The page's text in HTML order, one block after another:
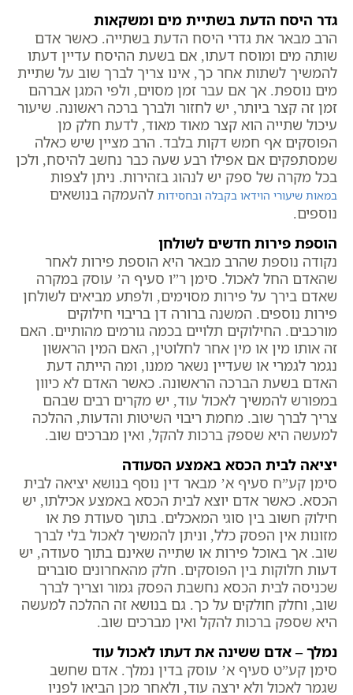
גדר היסח הדעת בשתיית מים ומשקאות
הרב מבאר את גדרי היסח הדעת בשתייה. כאשר אדם
שותה מים ומוסח דעתו, אם בשעת ההיסח עדיין דעתו
להמשיך לשתות אחר כך, אינו צריך לברך שוב על שתיית
מים נוספת. אך אם עבר זמן מסוים, ולפי המגן אברהם
זמן זה קצר ביותר, יש לחזור ולברך ברכה ראשונה. שיעור
עיכול שתייה הוא קצר מאוד מאוד, לדעת חלק מן
הפוסקים אף חמש דקות בלבד. הרב מציין שיש כאלה
שמסתפקים אם אפילו רבע שעה כבר נחשב להיסח, ולכן
בכל מקרה של ספק יש לנהוג בזהירות. ניתן לצפות
במאות שיעורי הוידאו בקבלה ובחסידות להעמקה בנושאים
נוספים.
הוספת פירות חדשים לשולחן
נקודה נוספת שהרב מבאר היא הוספת פירות לאחר
שהאדם החל לאכול. סימן ר”ו סעיף ה’ עוסק במקרה
שאדם בירך על פירות מסוימים, ולפתע מביאים לשולחן
פירות נוספים. המשנה ברורה דן בריבוי חילוקים
מורכבים. החילוקים תלויים בכמה גורמים מהותיים. האם
זה אותו מין או מין אחר לחלוטין, האם המין הראשון
נגמר לגמרי או שעדיין נשאר ממנו, ומה הייתה דעת
האדם בשעת הברכה הראשונה. כאשר האדם לא כיוון
במפורש להמשיך לאכול עוד, יש מקרים רבים שבהם
צריך לברך שוב. מחמת ריבוי השיטות והדעות, ההלכה
למעשה היא שספק ברכות להקל, ואין מברכים שוב.
יציאה לבית הכסא באמצע הסעודה
סימן קע”ח סעיף א’ מבאר דין נוסף בנושא יציאה לבית
הכסא. כאשר אדם יוצא לבית הכסא באמצע אכילתו, יש
חילוק חשוב בין סוגי המאכלים. בתוך סעודת פת או
מזונות אין הפסק כלל, וניתן להמשיך לאכול בלי לברך
שוב. אך באוכל פירות או שתייה שאינם בתוך סעודה, יש
דעות חלוקות בין הפוסקים. חלק מהאחרונים סוברים
שכניסה לבית הכסא נחשבת הפסק גמור וצריך לברך
שוב, וחלק חולקים על כך. גם בנושא זה ההלכה למעשה
היא שספק ברכות להקל ואין מברכים שוב.
נמלך – אדם ששינה את דעתו לאכול עוד
סימן קע”ט סעיף א’ עוסק בדין נמלך. אדם שחשב
שגמר לאכול ולא ירצה עוד, ולאחר מכן הביאו לפניו